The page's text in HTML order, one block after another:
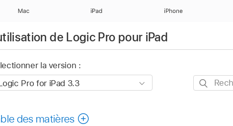
Mac iPad iPhone
de Logic Pro pour iPad
la version :
des matières